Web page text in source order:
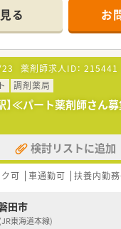
時複数体制です。
≫
の調剤、監査、服薬指導 ※
まで（混注なし）
、医薬品情報管理
イント≫
休みのお仕事です。
は8時30分～17時の間で6時間
勤務回数はご相談出来ます。
（駐車場1,000円/月）
る お
薬剤師求人ID： 215441
調剤薬局
】≪パート薬剤師さ
検討リストに追加
可 車通勤可 扶養内勤
田市
東海道本線)